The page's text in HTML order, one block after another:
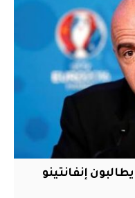
إنفانتينو